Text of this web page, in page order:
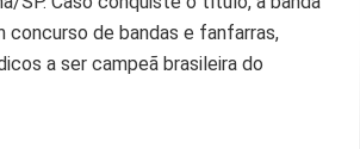
concurso de bandas e fanfarras,
a ser campeã brasileira do